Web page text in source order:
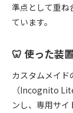
準点として重ね
ています。
🦷 使った装
カスタムメイド
（Incognito
ンし、専用サ